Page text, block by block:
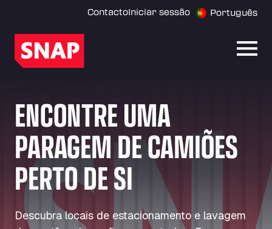
ContactoIniciar sessão Português
ENCONTRE UMA
PARAGEM DE CAMIÕES
PERTO DE SI
Descubra locais de estacionamento e lavagem